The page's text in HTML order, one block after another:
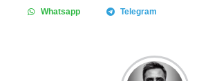
Whatsapp Telegram